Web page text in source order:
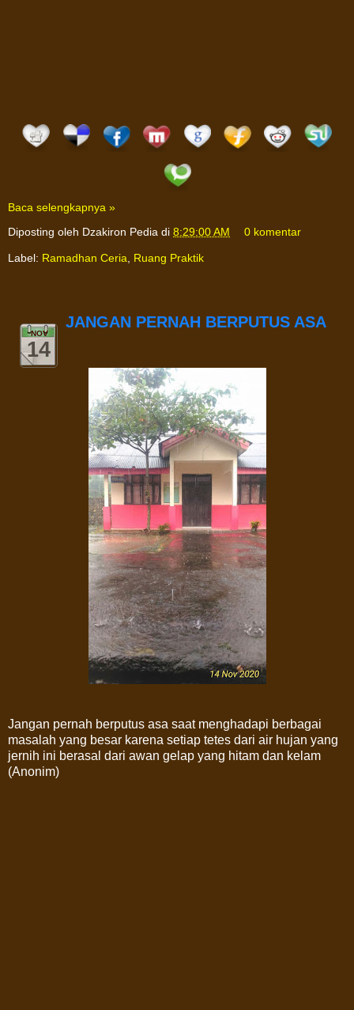
Baca selengkapnya »
Diposting oleh Dzakiron Pedia di 8:29:00 AM 0 komentar
Label: Ramadhan Ceria Ruang Praktik
NOV
14
JANGAN PERNAH BERPUTUS ASA
Jangan pernah berputus asa saat menghadapi berbagai
masalah yang besar karena setiap tetes dari air hujan yang
jernih ini berasal dari awan gelap yang hitam dan kelam
(Anonim)